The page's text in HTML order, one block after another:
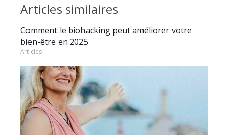
Articles similaires
Comment le biohacking peut améliorer votre
bien-être en 2025
Articles